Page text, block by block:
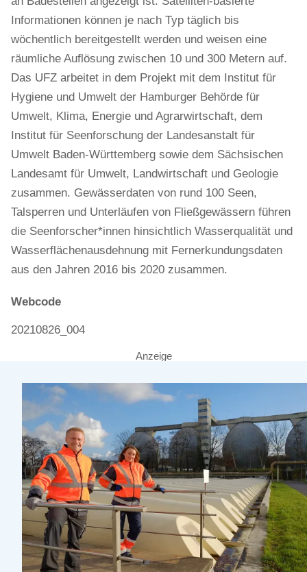
Informationen können je nach Typ täglich bis
wöchentlich bereitgestellt werden und weisen eine
räumliche Auflösung zwischen 10 und 300 Metern auf.
Das UFZ arbeitet in dem Projekt mit dem Institut für
Hygiene und Umwelt der Hamburger Behörde für
Umwelt, Klima, Energie und Agrarwirtschaft, dem
Institut für Seenforschung der Landesanstalt für
Umwelt Baden-Württemberg sowie dem Sächsischen
Landesamt für Umwelt, Landwirtschaft und Geologie
zusammen. Gewässerdaten von rund 100 Seen,
Talsperren und Unterläufen von Fließgewässern führen
die Seenforscher*innen hinsichtlich Wasserqualität und
Wasserflächenausdehnung mit Fernerkundungsdaten
aus den Jahren 2016 bis 2020 zusammen.
Webcode
20210826_004
Anzeige